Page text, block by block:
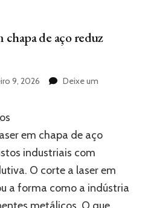
chapa de aço reduz
9, 2026
Deixe um
em chapa de aço
industriais com
O corte a laser em
a forma como a indústria